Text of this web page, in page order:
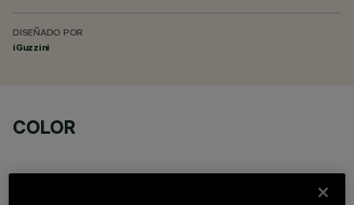
DISEÑADO POR
iGuzzini
COLOR